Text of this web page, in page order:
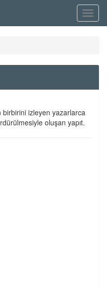
Menü
birbirini izleyen yazarlarca
oluşan yapıt.